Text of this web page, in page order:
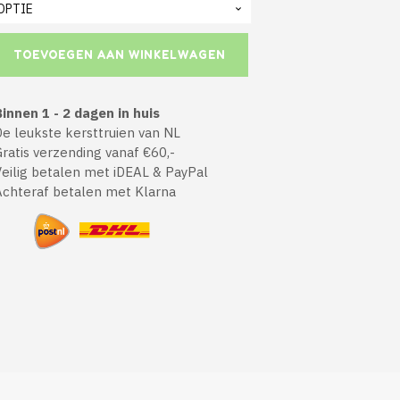
TOEVOEGEN AAN WINKELWAGEN
1 - 2 dagen in huis
leukste kersttruien van NL
verzending vanaf €60,-
betalen met iDEAL & PayPal
betalen met Klarna